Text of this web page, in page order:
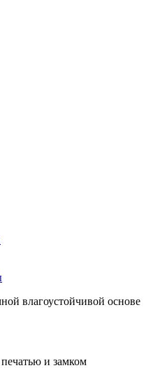
влагоустойчивой основе
и замком